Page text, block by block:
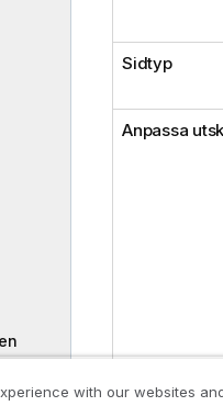
Sidtyp
Anpassa
with our websites